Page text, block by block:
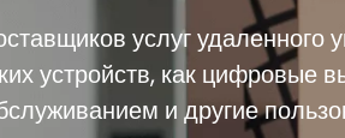
услуг удаленного
устройств, как цифровые
и другие